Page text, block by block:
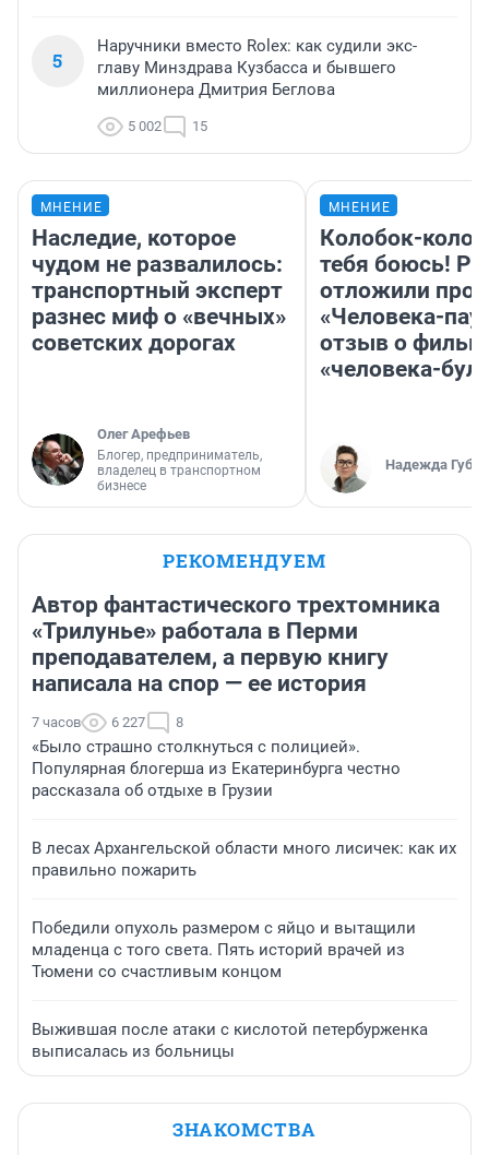
5
Наручники вместо Rolex: как судили экс-
главу Минздрава Кузбасса и бывшего
миллионера Дмитрия Беглова
5 002 15
МНЕНИЕ
Наследие, которое
чудом не развалилось:
транспортный эксперт
разнес миф о «вечных»
советских дорогах
Олег Арефьев
Блогер, предприниматель,
владелец в транспортном
бизнесе
МНЕНИЕ
Колобок-
тебя боюсь!
отложили
«Человека-
отзыв о
«человека-
Надежда
РЕКОМЕНДУЕМ
Автор фантастического трехтомника
«Трилунье» работала в Перми
преподавателем, а первую книгу
написала на спор — ее история
7 часов 6 227 8
«Было страшно столкнуться с полицией».
Популярная блогерша из Екатеринбурга честно
рассказала об отдыхе в Грузии
В лесах Архангельской области много лисичек: как их
правильно пожарить
Победили опухоль размером с яйцо и вытащили
младенца с того света. Пять историй врачей из
Тюмени со счастливым концом
Выжившая после атаки с кислотой петербурженка
выписалась из больницы
ЗНАКОМСТВА